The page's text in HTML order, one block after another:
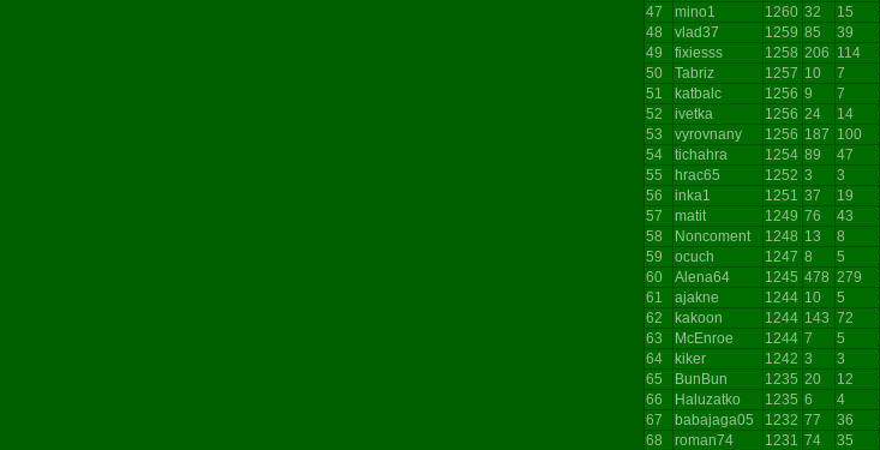
47
mino1 1260 32 15
48
vlad37 1259 85 39
49
fixiesss 1258 206 114
50
Tabriz 1257 10 7
51
katbalc 1256 9 7
52
ivetka 1256 24 14
53
vyrovnany 1256 187 100
54
tichahra 1254 89 47
55
hrac65 1252 3 3
56
inka1 1251 37 19
57
matit 1249 76 43
58
Noncoment 1248 13 8
59
ocuch 1247 8 5
60
Alena64 1245 478 279
61
ajakne 1244 10 5
62
kakoon 1244 143 72
63
McEnroe 1244 7 5
64
kiker 1242 3 3
65
BunBun 1235 20 12
66
Haluzatko 1235 6 4
67
babajaga05 1232 77 36
68
roman74 1231 74 35